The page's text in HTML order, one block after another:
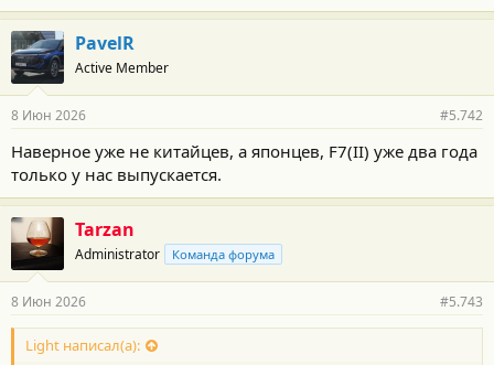
PavelR
Active Member
8 Июн 2026 #5.742
Наверное уже не китайцев, а японцев, F7(II) уже два года
только у нас выпускается.
Tarzan
Administrator Команда форума
8 Июн 2026 #5.743
Light написал(а):